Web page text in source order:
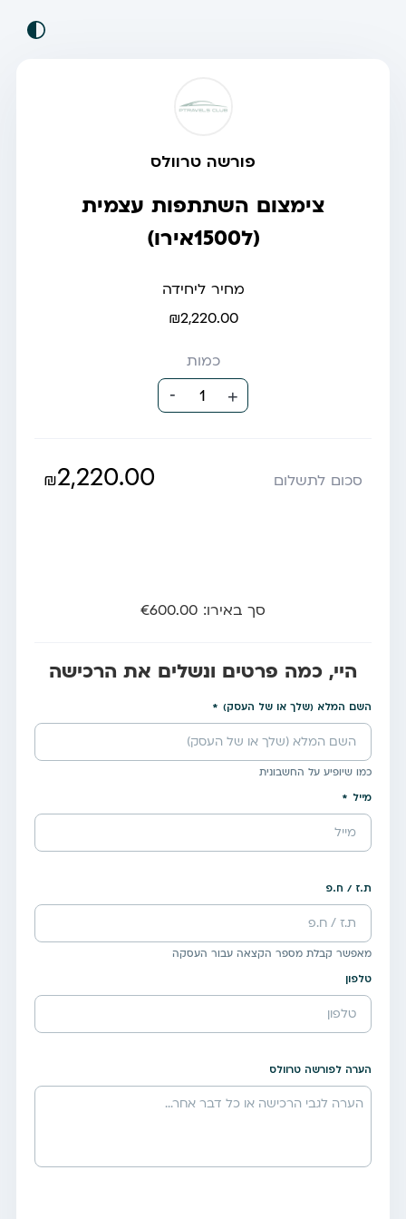
פורשה טרוולס
צימצום השתתפות עצמית
(ל1500אירו)
מחיר ליחידה
₪2,220.00
כמות
+
1
-
סכום לתשלום ₪2,220.00
סך באירו: €600.00
היי, כמה פרטים ונשלים את הרכישה
השם המלא (שלך או של העסק)
כמו שיופיע על החשבונית
מייל
ת.ז / ח.פ
מאפשר קבלת מספר הקצאה עבור העסקה
טלפון
הערה לפורשה טרוולס